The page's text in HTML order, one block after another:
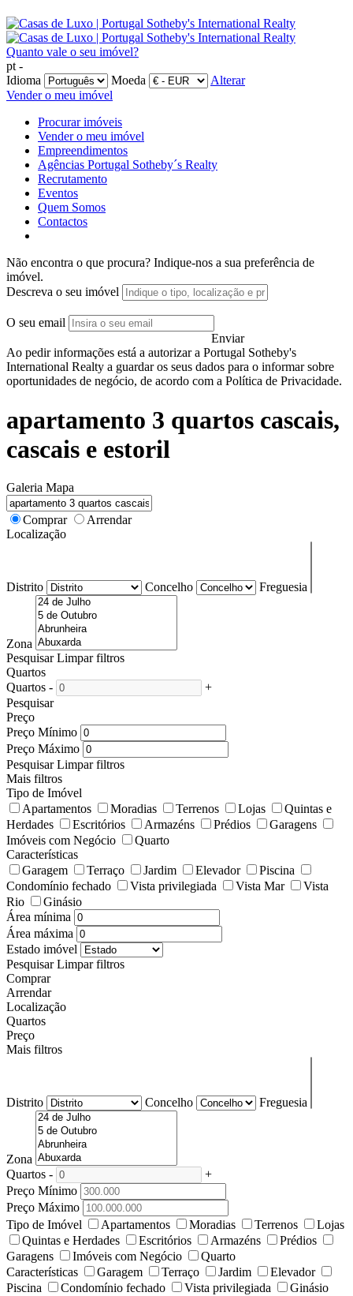
Quanto vale o seu imóvel?
pt -
Idioma
Moeda
Alterar
Vender o meu imóvel
Procurar imóveis
Vender o meu imóvel
Empreendimentos
Agências Portugal Sotheby´s Realty
Recrutamento
Eventos
Quem Somos
Contactos
Não encontra o que procura? Indique-nos a sua preferência de
imóvel.
Descreva o seu imóvel
O seu email
Enviar
Ao pedir informações está a autorizar a Portugal Sotheby's
International Realty a guardar os seus dados para o informar sobre
oportunidades de negócio, de acordo com a Política de Privacidade.
apartamento 3 quartos cascais,
cascais e estoril
Galeria Mapa
Comprar
Arrendar
Localização
Distrito Concelho Freguesia
Zona
Pesquisar Limpar filtros
Quartos
Quartos -
+
Pesquisar
Preço
Preço Mínimo
Preço Máximo
Pesquisar Limpar filtros
Mais filtros
Tipo de Imóvel
Apartamentos
Moradias Terrenos Lojas
Quintas e
Herdades
Escritórios Armazéns Prédios
Garagens
Imóveis com Negócio
Quarto
Características
Garagem
Terraço Jardim Elevador
Piscina
Condomínio fechado
Vista privilegiada Vista Mar
Vista
Rio
Ginásio
Área mínima
Área máxima
Estado imóvel
Pesquisar Limpar filtros
Comprar
Arrendar
Localização
Quartos
Preço
Mais filtros
Distrito Concelho Freguesia
Zona
Quartos -
+
Preço Mínimo
Preço Máximo
Tipo de Imóvel
Apartamentos Moradias Terrenos
Lojas
Quintas e Herdades
Escritórios Armazéns
Prédios
Garagens
Imóveis com Negócio
Quarto
Características
Garagem Terraço Jardim
Elevador
Piscina
Condomínio fechado Vista privilegiada
Ginásio